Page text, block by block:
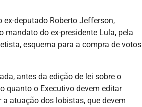
deputado Roberto Jefferson,
mandato do ex-presidente Lula, pela
esquema para a compra de votos
antes da edição de lei sobre o
quanto o Executivo devem editar
atuação dos lobistas, que devem